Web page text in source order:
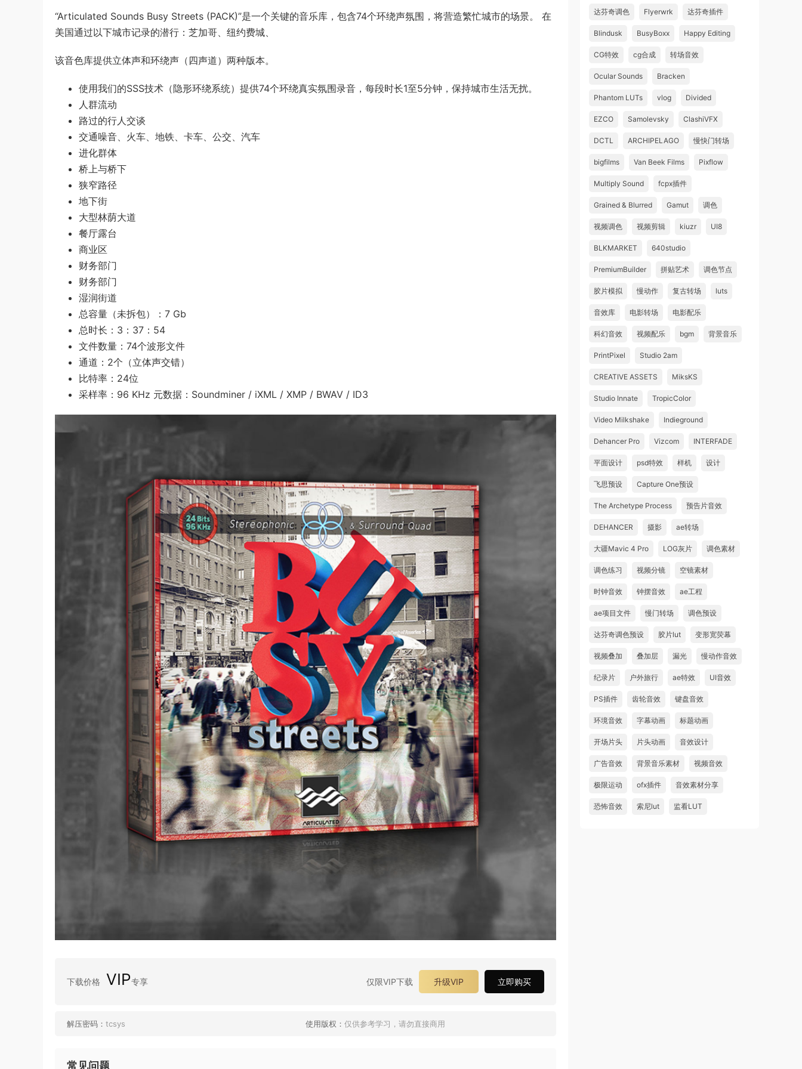
“Articulated Sounds Busy Streets (PACK)”是一个关键的音乐库，包含74个环绕声氛围，将营造繁忙城市的场景。 在
美国通过以下城市记录的潜行：芝加哥、纽约费城、
该音色库提供立体声和环绕声（四声道）两种版本。
使用我们的SSS技术（隐形环绕系统）提供74个环绕真实氛围录音，每段时长1至5分钟，保持城市生活无扰。
人群流动
路过的行人交谈
交通噪音、火车、地铁、卡车、公交、汽车
进化群体
桥上与桥下
狭窄路径
地下街
大型林荫大道
餐厅露台
商业区
财务部门
财务部门
湿润街道
总容量（未拆包）：7 Gb
总时长：3：37：54
文件数量：74个波形文件
通道：2个（立体声交错）
比特率：24位
采样率：96 KHz 元数据：Soundminer / iXML / XMP / BWAV / ID3
下载价格 VIP专享 仅限VIP下载 升级VIP 立即购买
解压密码： tcsys 使用版权： 仅供参考学习，请勿直接商用
常见问题
达芬奇调色 Flyerwrk 达芬奇插件
Blindusk BusyBoxx Happy Editing
CG特效 cg合成 转场音效
Ocular Sounds Bracken
Phantom LUTs vlog Divided
EZCO Samolevsky ClashiVFX
DCTL ARCHIPELAGO 慢快门转场
bigfilms Van Beek Films Pixflow
Multiply Sound fcpx插件
Grained & Blurred Gamut 调色
视频调色 视频剪辑 kiuzr UI8
BLKMARKET 640studio
PremiumBuilder 拼贴艺术 调色节点
胶片模拟 慢动作 复古转场 luts
音效库 电影转场 电影配乐
科幻音效 视频配乐 bgm 背景音乐
PrintPixel Studio 2am
CREATIVE ASSETS MiksKS
Studio Innate TropicColor
Video Milkshake Indieground
Dehancer Pro Vizcom INTERFADE
平面设计 psd特效 样机 设计
飞思预设 Capture One预设
The Archetype Process 预告片音效
DEHANCER 摄影 ae转场
大疆Mavic 4 Pro LOG灰片 调色素材
调色练习 视频分镜 空镜素材
时钟音效 钟摆音效 ae工程
ae项目文件 慢门转场 调色预设
达芬奇调色预设 胶片lut 变形宽荧幕
视频叠加 叠加层 漏光 慢动作音效
纪录片 户外旅行 ae特效 UI音效
PS插件 齿轮音效 键盘音效
环境音效 字幕动画 标题动画
开场片头 片头动画 音效设计
广告音效 背景音乐素材 视频音效
极限运动 ofx插件 音效素材分享
恐怖音效 索尼lut 监看LUT